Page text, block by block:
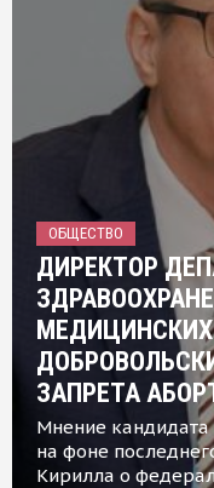
ОБЩЕСТВО
ДИРЕКТОР
ЗАПРЕТА
Мнение
на фоне
Кирилла о